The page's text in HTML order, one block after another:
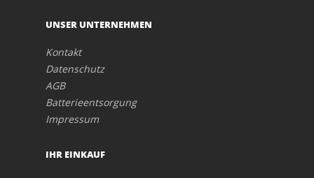
UNSER UNTERNEHMEN
Kontakt
Datenschutz
AGB
Batterieentsorgung
Impressum
IHR EINKAUF